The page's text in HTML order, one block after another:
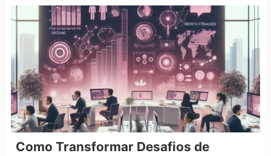
Como Transformar Desafios de